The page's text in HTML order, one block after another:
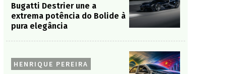
Bugatti Destrier une a
extrema potência do Bolide à
pura elegância
HENRIQUE PEREIRA